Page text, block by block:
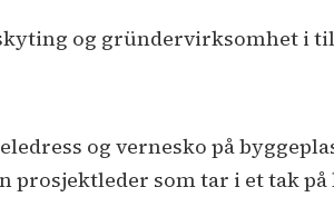
og gründervirksomhet i
og vernesko på
prosjektleder som tar i et tak